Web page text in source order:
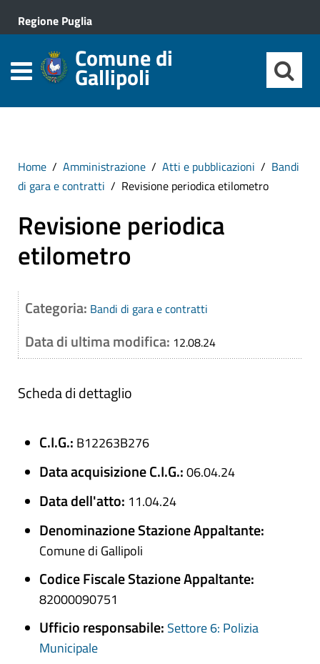
Regione Puglia
Comune di
Gallipoli
Home Amministrazione Atti e pubblicazioni
Bandi
di gara e contratti
Revisione periodica etilometro
Revisione periodica
etilometro
Categoria: Bandi di gara e contratti
Data di ultima modifica: 12.08.24
Scheda di dettaglio
C.I.G.: B12263B276
Data acquisizione C.I.G.:06.04.24
Data dell'atto: 11.04.24
Denominazione Stazione Appaltante:
Comune di Gallipoli
Codice Fiscale Stazione Appaltante:
82000090751
Ufficio responsabile: Settore 6: Polizia
Municipale